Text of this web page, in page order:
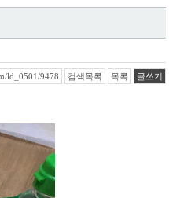
ld_0501/9478 검색목록 목록 글쓰기